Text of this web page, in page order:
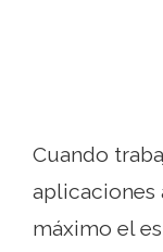
Cuando
aplicaciones
máximo el